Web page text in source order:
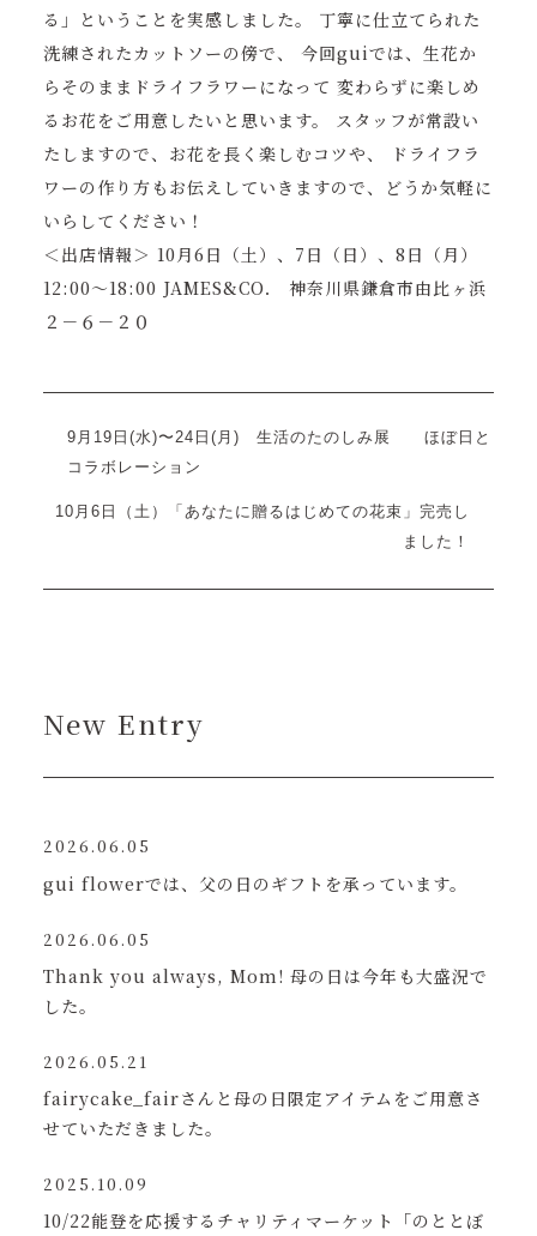
る」ということを実感しました。 丁寧に仕立てられた
洗練されたカットソーの傍で、 今回guiでは、生花か
らそのままドライフラワーになって 変わらずに楽しめ
るお花をご用意したいと思います。 スタッフが常設い
たしますので、お花を長く楽しむコツや、 ドライフラ
ワーの作り方もお伝えしていきますので、どうか気軽に
いらしてください！
＜出店情報＞ 10月6日（土）、7日（日）、8日（月）
12:00〜18:00 JAMES&CO． 神奈川県鎌倉市由比ヶ浜
２－６－２０
9月19日(水)〜24日(月) 生活のたのしみ展 ほぼ日と
コラボレーション
10月6日（土）「あなたに贈るはじめての花束」完売し
ました！
New Entry
2026.06.05
gui flowerでは、父の日のギフトを承っています。
2026.06.05
Thank you always, Mom! 母の日は今年も大盛況で
した。
2026.05.21
fairycake_fairさんと母の日限定アイテムをご用意さ
せていただきました。
2025.10.09
10/22能登を応援するチャリティマーケット「のととぼ